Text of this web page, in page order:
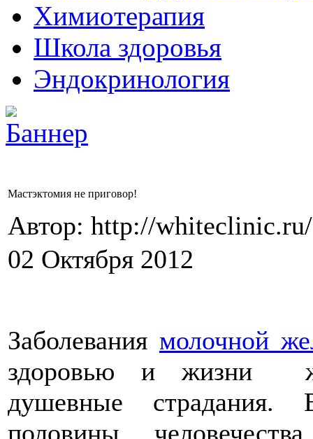
Химиoтерапия
Школа здоровья
Эндокринология
Мастэктомия не приговор!
Автор: http://
02 Октября 2012
Заболевания молочной
здоровью и жизни
душевные страдания.
половины